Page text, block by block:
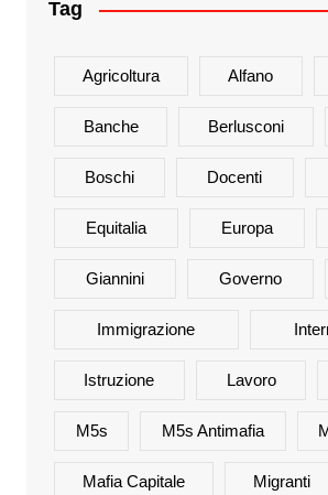
Tag
Agricoltura Alfano
Banche Berlusconi
Boschi Docenti
Equitalia Europa
Giannini Governo
Immigrazione
Istruzione Lavoro
M5s M5s Antimafia
Mafia Capitale Migranti